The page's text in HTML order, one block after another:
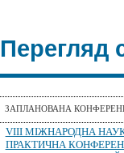
Перегляд
ЗАПЛАНОВАНА
VIII МІЖНАРОДНА
ПРАКТИЧНА